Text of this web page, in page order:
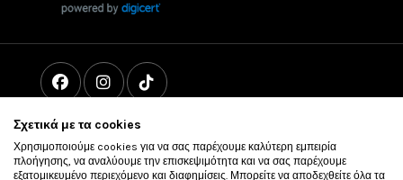
Σχετικά με τα cookies
Χρησιμοποιούμε cookies για να σας παρέχουμε καλύτερη εμπειρία
πλοήγησης, να αναλύουμε την επισκεψιμότητα και να σας παρέχουμε
εξατομικευμένο περιεχόμενο και διαφημίσεις. Μπορείτε να αποδεχθείτε όλα τα